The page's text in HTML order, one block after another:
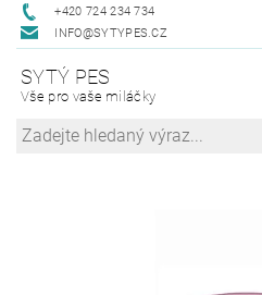
+420 724 234 734
INFO@SYTYPES.CZ
SYTÝ PES
Vše pro vaše miláčky